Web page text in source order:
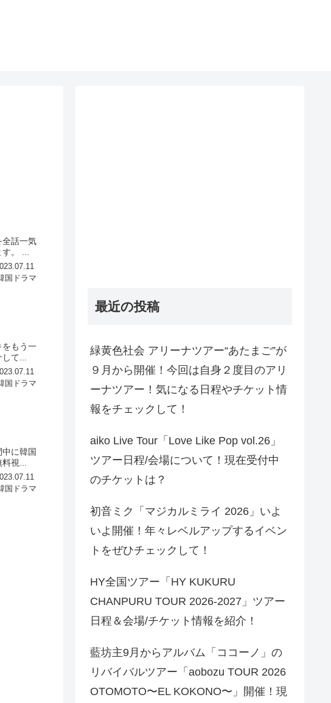
全話一気
。 ...
国ドラマ
をもう一
て...
国ドラマ
に韓国
視...
国ドラマ
最近の投稿
緑黄色社会 アリーナツアー“あたまご”が
９月から開催！今回は自身２度目のアリ
ーナツアー！気になる日程やチケット情
報をチェックして！
aiko Live Tour「Love Like Pop vol.26」
ツアー日程/会場について！現在受付中
のチケットは？
初音ミク「マジカルミライ 2026」いよ
いよ開催！年々レベルアップするイベン
トをぜひチェックして！
HY全国ツアー「HY KUKURU
CHANPURU TOUR 2026-2027」ツアー
日程＆会場/チケット情報を紹介！
藍坊主9月からアルバム「ココーノ」の
リバイバルツアー「aobozu TOUR 2026
OTOMOTO〜EL KOKONO〜」開催！現